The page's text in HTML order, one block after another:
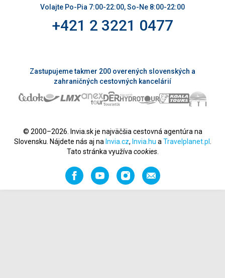
Volajte Po-Pia 7:00-22:00, So-Ne 8:00-22:00
+421 2 3221 0477
Zastupujeme takmer 200 overených slovenských a
zahraničných cestovných kancelárií
© 2000–2026. Invia.sk je najväčšia cestovná agentúra na
Slovensku. Nájdete nás aj na Invia.cz, Invia.hu a Travelplanet.pl
Tato stránka využíva cookies.
FacebookYouTubeInstagramOdporučiť